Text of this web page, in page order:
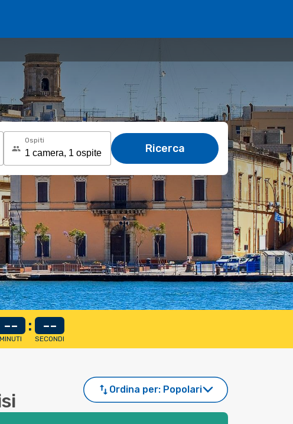
Ospiti
Ricerca
--
MINUTI
: --
SECONDI
Ordina per: Popolari